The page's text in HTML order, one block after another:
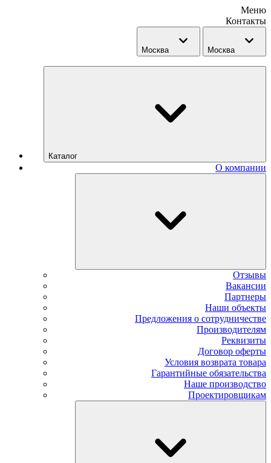
Меню
Контакты
Москва Москва
Каталог
О компании
Отзывы
Вакансии
Партнеры
Наши объекты
Предложения о сотрудничестве
Производителям
Реквизиты
Договор оферты
Условия возврата товара
Гарантийные обязательства
Наше производство
Проектировщикам